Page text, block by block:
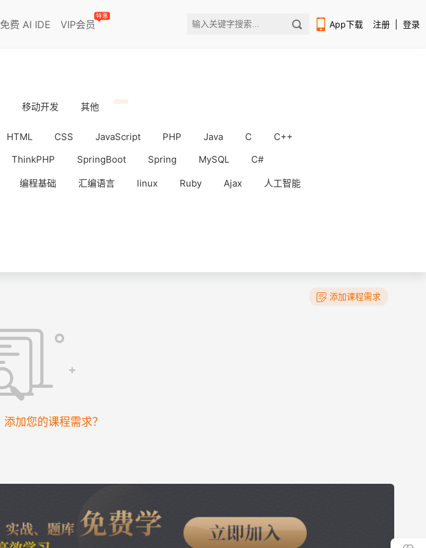
免费 AI IDE VIP会员
特惠
App下载 注册 登录
移动开发 其他
HTML CSS JavaScript PHP Java C
C++
ThinkPHP SpringBoot Spring MySQL C#
编程基础 汇编语言 linux Ruby Ajax 人工智能
添加课程需求
添加您的课程需求？